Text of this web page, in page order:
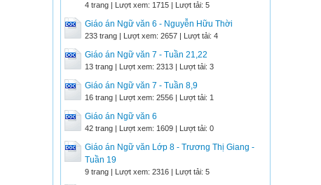
4 trang | Lượt xem: 1715 | Lượt tải: 5
Giáo án Ngữ văn 6 - Nguyễn Hữu Thời
233 trang | Lượt xem: 2657 | Lượt tải: 4
Giáo án Ngữ văn 7 - Tuần 21,22
13 trang | Lượt xem: 2313 | Lượt tải: 3
Giáo án Ngữ văn 7 - Tuần 8,9
16 trang | Lượt xem: 2556 | Lượt tải: 1
Giáo án Ngữ văn 6
42 trang | Lượt xem: 1609 | Lượt tải: 0
Giáo án Ngữ văn Lớp 8 - Trương Thị Giang -
Tuần 19
9 trang | Lượt xem: 2316 | Lượt tải: 5